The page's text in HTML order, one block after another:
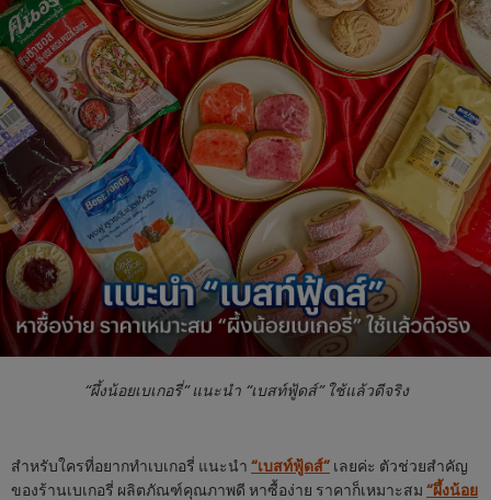
“ผึ้งน้อยเบเกอรี่” แนะนำ “เบสท์ฟู้ดส์” ใช้แล้วดีจริง
สำหรับใครที่อยากทำเบเกอรี่ แนะนำ “เบสท์ฟู้ดส์” เลยค่ะ ตัวช่วยสำคัญ
ของร้านเบเกอรี่ ผลิตภัณฑ์คุณภาพดี หาซื้อง่าย ราคาก็เหมาะสม “ผึ้งน้อย